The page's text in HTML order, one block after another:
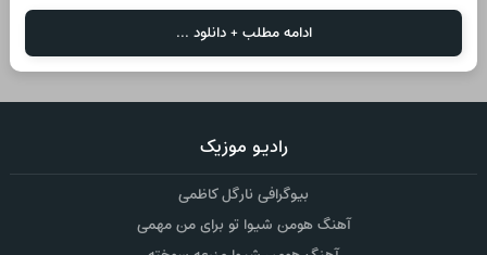
ادامه مطلب + دانلود ...
رادیو موزیک
بیوگرافی نارگل کاظمی
آهنگ هومن شیوا تو برای من مهمی